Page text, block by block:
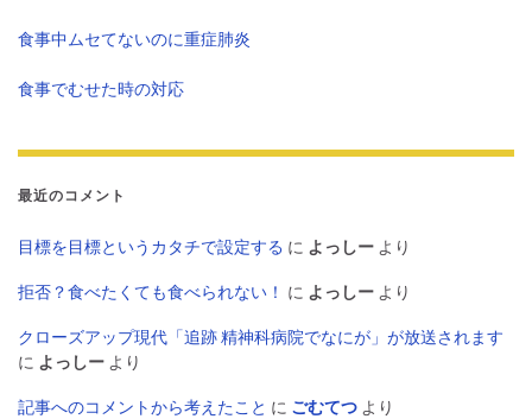
食事中ムセてないのに重症肺炎
食事でむせた時の対応
最近のコメント
目標を目標というカタチで設定する に よっしー より
拒否？食べたくても食べられない！ に よっしー より
クローズアップ現代「追跡 精神科病院でなにが」が放送されます
に よっしー より
記事へのコメントから考えたこと に ごむてつ より